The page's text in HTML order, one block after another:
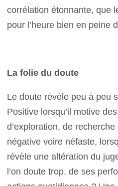
corrélation étonnante, que
pour l’heure bien en peine
La folie du doute
Le doute révèle peu à peu
Positive lorsqu’il motive
d’exploration, de
négative voire néfaste,
révèle une altération du
l’on doute trop, de ses